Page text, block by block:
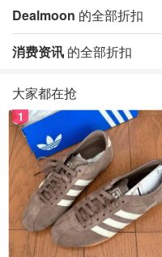
Dealmoon 的全部折扣
消费资讯 的全部折扣
大家都在抢
1